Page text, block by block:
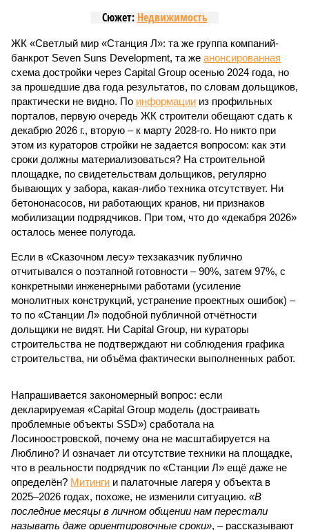
Сюжет: Недвижимость
ЖК «Светлый мир «Станция Л»: та же группа компаний-
банкрот Seven Suns Development, та же анонсированная
схема достройки через Capital Group осенью 2024 года, но
за прошедшие два года результатов, по словам дольщиков,
практически не видно. По информации из профильных
порталов, первую очередь ЖК строители обещают сдать к
декабрю 2026 г., вторую – к марту 2028-го. Но никто при
этом из кураторов стройки не задается вопросом: как эти
сроки должны материализоваться? На строительной
площадке, по свидетельствам дольщиков, регулярно
бывающих у забора, какая-либо техника отсутствует. Ни
бетононасосов, ни работающих кранов, ни признаков
мобилизации подрядчиков. При том, что до «декабря 2026»
осталось менее полугода.
Если в «Сказочном лесу» техзаказчик публично
отчитывался о поэтапной готовности – 90%, затем 97%, с
конкретными инженерными работами (усиление
монолитных конструкций, устранение проектных ошибок) –
то по «Станции Л» подобной публичной отчётности
дольщики не видят. Ни Capital Group, ни кураторы
строительства не подтверждают ни соблюдения графика
строительства, ни объёма фактически выполненных работ.
Напрашивается закономерный вопрос: если
декларируемая «Capital Group модель (достраивать
проблемные объекты SSD») сработала на
Лосиноостровской, почему она не масштабируется на
Люблино? И означает ли отсутствие техники на площадке,
что в реальности подрядчик по «Станции Л» ещё даже не
определён? Митинги и палаточные лагеря у объекта в
2025–2026 годах, похоже, не изменили ситуацию. «В
последние месяцы в личном общении нам перестали
называть даже ориентировочные сроки», – рассказывают